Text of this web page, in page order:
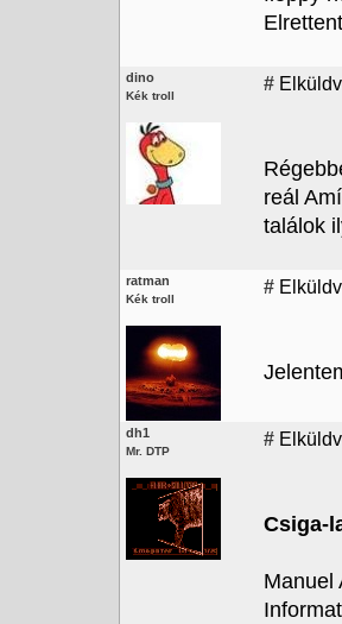
dino
Kék troll
#
reál
találok
ratman
Kék troll
#
dh1
Mr. DTP
#
Csiga-
Manuel